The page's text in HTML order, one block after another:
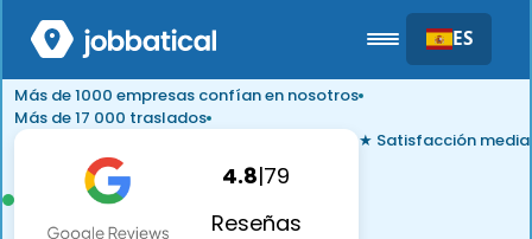
ES
Más de 1000 empresas confían en nosotros
Más de 17 000 traslados
4.8|79
Reseñas
★ Satisfacción media